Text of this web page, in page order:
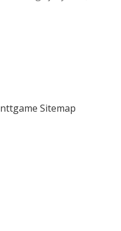
nttgame Sitemap